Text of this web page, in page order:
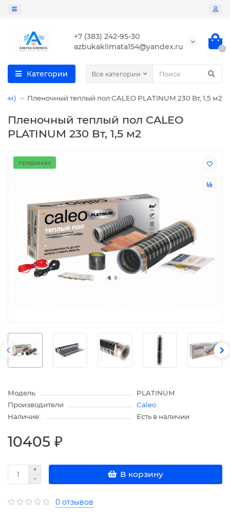
+7 (383) 242-95-30
azbukaklimata154@yandex.ru
0
Категории Все категории
Пленочный теплый пол CALEO PLATINUM 230 Вт, 1,5 м2
Пленочный теплый пол CALEO
PLATINUM 230 Вт, 1,5 м2
предзаказ
Модель:
PLATINUM
Производители
Caleo
Наличие:
Есть в наличии
10405 ₽
В корзину
0 отзывов